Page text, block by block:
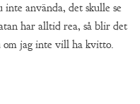
använda, det skulle se
har alltid rea, så blir det
jag inte vill ha kvitto.